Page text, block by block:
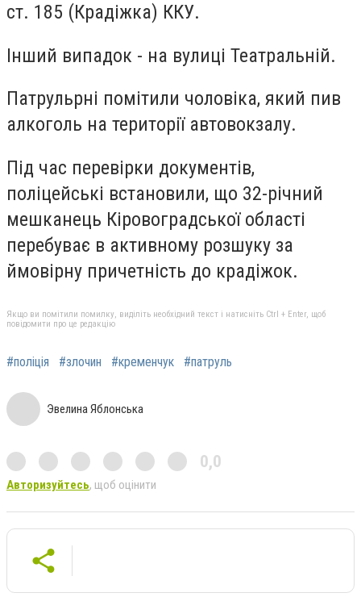
ст. 185 (Крадіжка) ККУ.
Інший випадок - на вулиці Театральній.
Патрульрні помітили чоловіка, який пив
алкоголь на території автовокзалу.
Під час перевірки документів,
поліцейські встановили, що 32-річний
мешканець Кіровоградської області
перебуває в активному розшуку за
ймовірну причетність до крадіжок.
Якщо ви помітили помилку, виділіть необхідний текст і натисніть Ctrl + Enter, щоб
повідомити про це редакцію
#поліція #злочин #кременчук #патруль
Эвелина Яблонська
0,0
Авторизуйтесь, щоб оцінити